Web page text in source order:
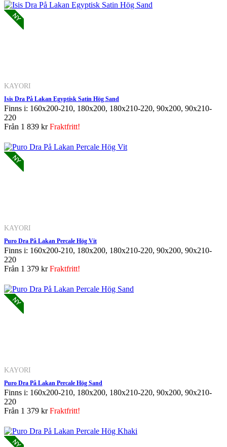
KAYORI
Isis Dra På Lakan Egyptisk Satin Hög Sand
Finns i: 160x200-210, 180x200, 180x210-220, 90x200, 90x210-
220
Från 1 839 krFraktfritt!
KAYORI
Puro Dra På Lakan Percale Hög Vit
Finns i: 160x200-210, 180x200, 180x210-220, 90x200, 90x210-
220
Från 1 379 krFraktfritt!
KAYORI
Puro Dra På Lakan Percale Hög Sand
Finns i: 160x200-210, 180x200, 180x210-220, 90x200, 90x210-
220
Från 1 379 krFraktfritt!